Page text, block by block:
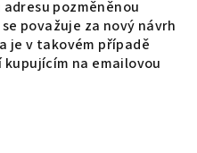
pozměněnou
považuje za nový návrh
je v takovém případě
na emailovou